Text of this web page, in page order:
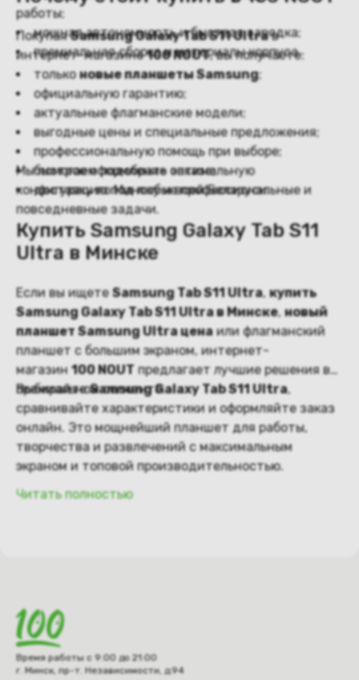
работы;
мощная автономность и быстрая зарядка;
премиальная сборка и материалы корпуса.
ПокупаяSamsung Galaxy Tab S11 Ultraв
интернет-магазине100 NOUT, вы получаете:
тольконовые планшеты Samsung;
официальную гарантию;
актуальные флагманские модели;
выгодные цены и специальные предложения;
профессиональную помощь при выборе;
быстрое оформление заказа;
доставку по Минску и всей Беларуси.
Мы помогаем подобрать оптимальную
конфигурацию под любые профессиональные и
повседневные задачи.
Купить Samsung Galaxy Tab S11
Ultra в Минске
Если вы ищетеSamsung Tab S11 Ultra,купить
Samsung Galaxy Tab S11 Ultra в Минске,новый
планшет Samsung Ultra ценаили флагманский
планшет с большим экраном, интернет-
магазин100 NOUTпредлагает лучшие решения в
премиальном сегменте.
ВыбирайтеSamsung Galaxy Tab S11 Ultra,
сравнивайте характеристики и оформляйте заказ
онлайн. Это мощнейший планшет для работы,
творчества и развлечений с максимальным
экраном и топовой производительностью.
Читать полностью
Время работы с 9:00 до 21:00
г. Минск, пр-т. Независимости, д.94